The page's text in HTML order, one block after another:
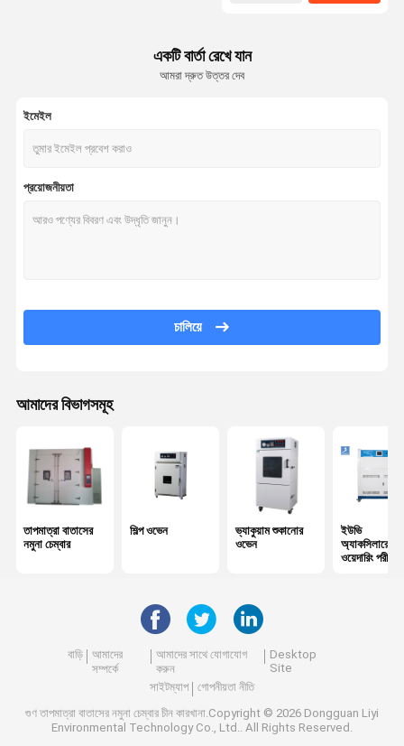
পরিবেশগত টেস্ট চেম্বার
রাবার টেস্টিং যন্ত্রপাতি
লবণ স্প্রে টেস্ট চেম্বার
প্যাকেজ টেস্টিং যন্ত্রপাতি
টেক্সটাইল টেস্টিং যন্ত্রপাতি
দ্রঢ়িমা টেস্টিং মেশিন
অপটিক্যাল পরিমাপ যন্ত্র
একটি বার্তা রেখে যান
আমরা দ্রুত উত্তর দেব
ইমেইল
প্রয়োজনীয়তা
চালিয়ে
আমাদের বিভাগসমূহ
তাপমাত্রা বাতাসের
নমুনা চেম্বার
শিল্প ওভেন
ভ্যাকুয়াম শুকানোর
ওভেন
ইউভি
অ্যাকসিলারেটেড
ওয়েদারিং পরীক্ষক
বাড়ি
আমাদের
সম্পর্কে
আমাদের সাথে যোগাযোগ
করুন
Desktop
Site
সাইটম্যাপ
গোপনীয়তা নীতি
গুণ তাপমাত্রা বাতাসের নমুনা চেম্বার চীন কারখানা.Copyright © 2026 Dongguan Liyi
Environmental Technology Co., Ltd.. All Rights Reserved.